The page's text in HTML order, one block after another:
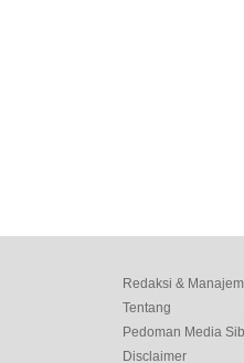
Redaksi &
Tentang
Pedoman Media
Disclaimer